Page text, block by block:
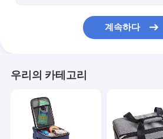
계속하다
우리의 카테고리